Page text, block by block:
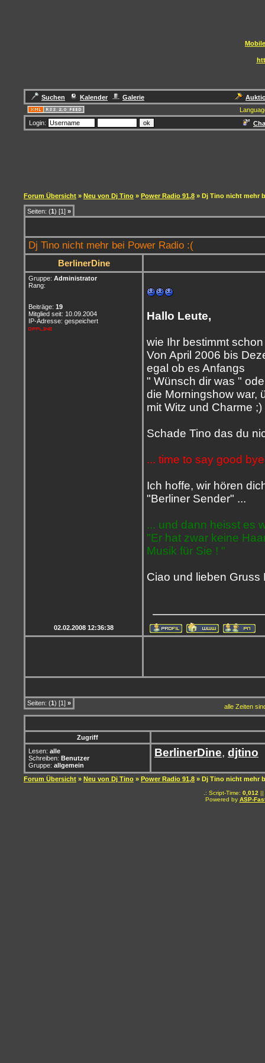
Suchen Kalender Galerie
Login:
Forum Übersicht » Neu von Dj Tino » Power Radio 91,8 » Dj Tino nicht mehr
Seiten: (1) [1] »
Dj Tino nicht mehr bei Power Radio :(
BerlinerDine
Gruppe: Administrator
Rang:
Beiträge: 19
Mitglied seit: 10.09.2004
IP-Adresse: gespeichert
Hallo Leute,
wie Ihr bestimmt
Von April 2006 bis
egal ob es Anfangs
" Wünsch dir was "
die Morningshow war,
mit Witz und Charme ;)
Schade Tino das du
... time to say good
Ich hoffe, wir hören
"Berliner Sender" ...
... und dann heisst es
"Er hat zwar keine
Musik für Sie ! "
Ciao und lieben
02.02.2008 12:36:38
Seiten: (1) [1] » alle Zeiten
Zugriff
Lesen: alle
Schreiben: Benutzer
Gruppe: allgemein
BerlinerDine, djtino
Forum Übersicht » Neu von Dj Tino » Power Radio 91,8 » Dj Tino nicht mehr
.: Script-Time: 0,012 ||
Powered by ASP-